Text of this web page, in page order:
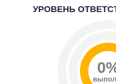
УРОВЕНЬ